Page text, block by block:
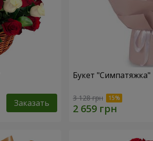
Заказать
Букет "Симпатяжка"
3 128 грн